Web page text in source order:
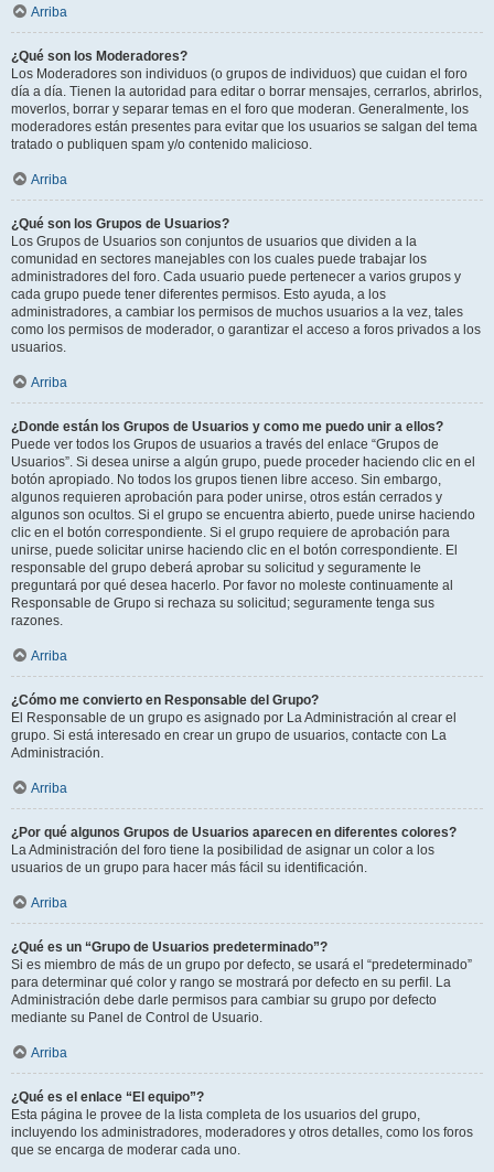
Arriba
¿Qué son los Moderadores?
Los Moderadores son individuos (o grupos de individuos) que cuidan el foro
día a día. Tienen la autoridad para editar o borrar mensajes, cerrarlos, abrirlos,
moverlos, borrar y separar temas en el foro que moderan. Generalmente, los
moderadores están presentes para evitar que los usuarios se salgan del tema
tratado o publiquen spam y/o contenido malicioso.
Arriba
¿Qué son los Grupos de Usuarios?
Los Grupos de Usuarios son conjuntos de usuarios que dividen a la
comunidad en sectores manejables con los cuales puede trabajar los
administradores del foro. Cada usuario puede pertenecer a varios grupos y
cada grupo puede tener diferentes permisos. Esto ayuda, a los
administradores, a cambiar los permisos de muchos usuarios a la vez, tales
como los permisos de moderador, o garantizar el acceso a foros privados a los
usuarios.
Arriba
¿Donde están los Grupos de Usuarios y como me puedo unir a ellos?
Puede ver todos los Grupos de usuarios a través del enlace “Grupos de
Usuarios”. Si desea unirse a algún grupo, puede proceder haciendo clic en el
botón apropiado. No todos los grupos tienen libre acceso. Sin embargo,
algunos requieren aprobación para poder unirse, otros están cerrados y
algunos son ocultos. Si el grupo se encuentra abierto, puede unirse haciendo
clic en el botón correspondiente. Si el grupo requiere de aprobación para
unirse, puede solicitar unirse haciendo clic en el botón correspondiente. El
responsable del grupo deberá aprobar su solicitud y seguramente le
preguntará por qué desea hacerlo. Por favor no moleste continuamente al
Responsable de Grupo si rechaza su solicitud; seguramente tenga sus
razones.
Arriba
¿Cómo me convierto en Responsable del Grupo?
El Responsable de un grupo es asignado por La Administración al crear el
grupo. Si está interesado en crear un grupo de usuarios, contacte con La
Administración.
Arriba
¿Por qué algunos Grupos de Usuarios aparecen en diferentes colores?
La Administración del foro tiene la posibilidad de asignar un color a los
usuarios de un grupo para hacer más fácil su identificación.
Arriba
¿Qué es un “Grupo de Usuarios predeterminado”?
Si es miembro de más de un grupo por defecto, se usará el “predeterminado”
para determinar qué color y rango se mostrará por defecto en su perfil. La
Administración debe darle permisos para cambiar su grupo por defecto
mediante su Panel de Control de Usuario.
Arriba
¿Qué es el enlace “El equipo”?
Esta página le provee de la lista completa de los usuarios del grupo,
incluyendo los administradores, moderadores y otros detalles, como los foros
que se encarga de moderar cada uno.